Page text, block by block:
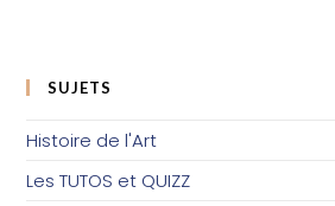
SUJETS
Histoire de l'Art
Les TUTOS et QUIZZ